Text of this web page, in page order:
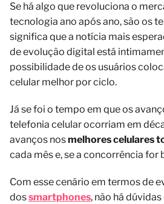
Se há algo que revoluciona o
tecnologia ano após ano, são os
significa que a notícia mais
de evolução digital está
possibilidade de os usuários
celular melhor por ciclo.
Já se foi o tempo em que os
telefonia celular ocorriam em
avanços nosmelhores celulares
cada mês e, se a concorrência for
Com esse cenário em termos de
dossmartphones, não há